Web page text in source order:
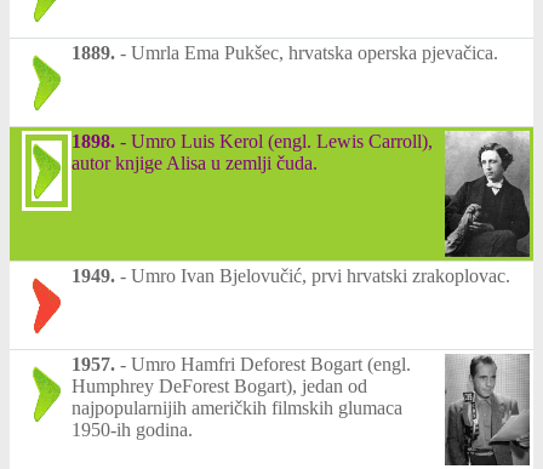
1889. - Umrla Ema Pukšec, hrvatska operska pjevačica.
1898. - Umro Luis Kerol (engl. Lewis Carroll),
autor knjige Alisa u zemlji čuda.
1949. - Umro Ivan Bjelovučić, prvi hrvatski zrakoplovac.
1957. - Umro Hamfri Deforest Bogart (engl.
Humphrey DeForest Bogart), jedan od
najpopularnijih američkih filmskih glumaca
1950-ih godina.